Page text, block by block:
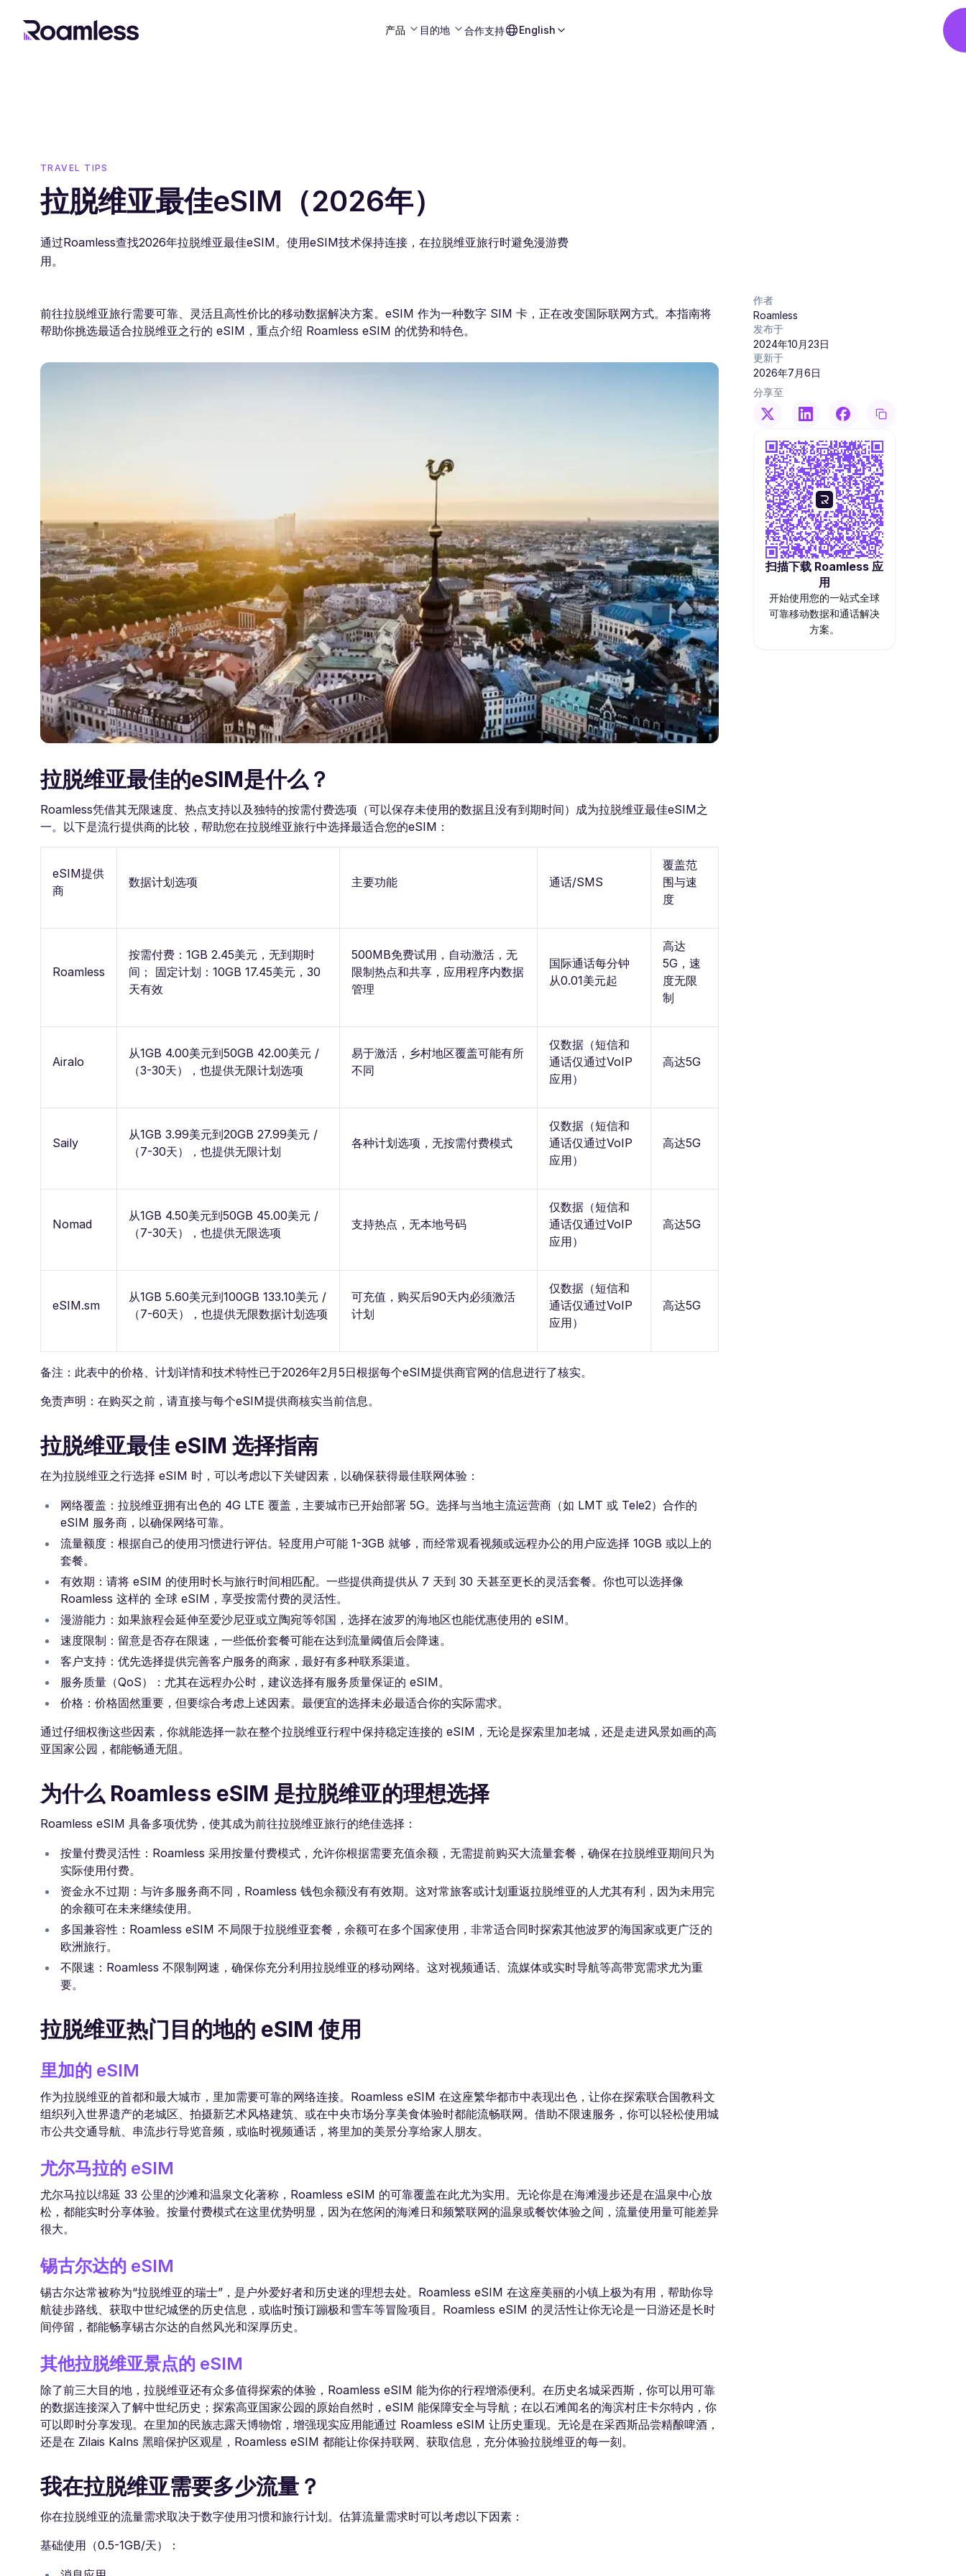
产品 目的地 合作支持 English
TRAVEL TIPS
拉脱维亚最佳eSIM（2026年）
通过Roamless查找2026年拉脱维亚最佳eSIM。使用eSIM技术保持连接，在拉脱维亚旅行时避免漫游费
用。
前往拉脱维亚旅行需要可靠、灵活且高性价比的移动数据解决方案。eSIM 作为一种数字 SIM 卡，正在改变国际联网方式。本指南将
帮助你挑选最适合拉脱维亚之行的 eSIM，重点介绍 Roamless eSIM 的优势和特色。
拉脱维亚最佳的eSIM是什么？
Roamless凭借其无限速度、热点支持以及独特的按需付费选项（可以保存未使用的数据且没有到期时间）成为拉脱维亚最佳eSIM之
一。以下是流行提供商的比较，帮助您在拉脱维亚旅行中选择最适合您的eSIM：
eSIM提供
商
数据计划选项 主要功能 通话/SMS
覆盖范
围与速
度
Roamless
按需付费：1GB 2.45美元，无到期时
间； 固定计划：10GB 17.45美元，30
天有效
500MB免费试用，自动激活，无
限制热点和共享，应用程序内数据
管理
国际通话每分钟
从0.01美元起
高达
5G，速
度无限
制
Airalo
从1GB 4.00美元到50GB 42.00美元 /
（3-30天），也提供无限计划选项
易于激活，乡村地区覆盖可能有所
不同
仅数据（短信和
通话仅通过VoIP
应用）
高达5G
Saily
从1GB 3.99美元到20GB 27.99美元 /
（7-30天），也提供无限计划
各种计划选项，无按需付费模式
仅数据（短信和
通话仅通过VoIP
应用）
高达5G
Nomad
从1GB 4.50美元到50GB 45.00美元 /
（7-30天），也提供无限选项
支持热点，无本地号码
仅数据（短信和
通话仅通过VoIP
应用）
高达5G
eSIM.sm
从1GB 5.60美元到100GB 133.10美元 /
（7-60天），也提供无限数据计划选项
可充值，购买后90天内必须激活
计划
仅数据（短信和
通话仅通过VoIP
应用）
高达5G
备注：此表中的价格、计划详情和技术特性已于2026年2月5日根据每个eSIM提供商官网的信息进行了核实。
免责声明：在购买之前，请直接与每个eSIM提供商核实当前信息。
拉脱维亚最佳 eSIM 选择指南
在为拉脱维亚之行选择 eSIM 时，可以考虑以下关键因素，以确保获得最佳联网体验：
网络覆盖：拉脱维亚拥有出色的 4G LTE 覆盖，主要城市已开始部署 5G。选择与当地主流运营商（如 LMT 或 Tele2）合作的
eSIM 服务商，以确保网络可靠。
流量额度：根据自己的使用习惯进行评估。轻度用户可能 1-3GB 就够，而经常观看视频或远程办公的用户应选择 10GB 或以上的
套餐。
有效期：请将 eSIM 的使用时长与旅行时间相匹配。一些提供商提供从 7 天到 30 天甚至更长的灵活套餐。你也可以选择像
Roamless 这样的 全球 eSIM，享受按需付费的灵活性。
漫游能力：如果旅程会延伸至爱沙尼亚或立陶宛等邻国，选择在波罗的海地区也能优惠使用的 eSIM。
速度限制：留意是否存在限速，一些低价套餐可能在达到流量阈值后会降速。
客户支持：优先选择提供完善客户服务的商家，最好有多种联系渠道。
服务质量（QoS）：尤其在远程办公时，建议选择有服务质量保证的 eSIM。
价格：价格固然重要，但要综合考虑上述因素。最便宜的选择未必最适合你的实际需求。
通过仔细权衡这些因素，你就能选择一款在整个拉脱维亚行程中保持稳定连接的 eSIM，无论是探索里加老城，还是走进风景如画的高
亚国家公园，都能畅通无阻。
为什么 Roamless eSIM 是拉脱维亚的理想选择
Roamless eSIM 具备多项优势，使其成为前往拉脱维亚旅行的绝佳选择：
按量付费灵活性：Roamless 采用按量付费模式，允许你根据需要充值余额，无需提前购买大流量套餐，确保在拉脱维亚期间只为
实际使用付费。
资金永不过期：与许多服务商不同，Roamless 钱包余额没有有效期。这对常旅客或计划重返拉脱维亚的人尤其有利，因为未用完
的余额可在未来继续使用。
多国兼容性：Roamless eSIM 不局限于拉脱维亚套餐，余额可在多个国家使用，非常适合同时探索其他波罗的海国家或更广泛的
欧洲旅行。
不限速：Roamless 不限制网速，确保你充分利用拉脱维亚的移动网络。这对视频通话、流媒体或实时导航等高带宽需求尤为重
要。
拉脱维亚热门目的地的 eSIM 使用
里加的 eSIM
作为拉脱维亚的首都和最大城市，里加需要可靠的网络连接。Roamless eSIM 在这座繁华都市中表现出色，让你在探索联合国教科文
组织列入世界遗产的老城区、拍摄新艺术风格建筑、或在中央市场分享美食体验时都能流畅联网。借助不限速服务，你可以轻松使用城
市公共交通导航、串流步行导览音频，或临时视频通话，将里加的美景分享给家人朋友。
尤尔马拉的 eSIM
尤尔马拉以绵延 33 公里的沙滩和温泉文化著称，Roamless eSIM 的可靠覆盖在此尤为实用。无论你是在海滩漫步还是在温泉中心放
松，都能实时分享体验。按量付费模式在这里优势明显，因为在悠闲的海滩日和频繁联网的温泉或餐饮体验之间，流量使用量可能差异
很大。
锡古尔达的 eSIM
锡古尔达常被称为“拉脱维亚的瑞士”，是户外爱好者和历史迷的理想去处。Roamless eSIM 在这座美丽的小镇上极为有用，帮助你导
航徒步路线、获取中世纪城堡的历史信息，或临时预订蹦极和雪车等冒险项目。Roamless eSIM 的灵活性让你无论是一日游还是长时
间停留，都能畅享锡古尔达的自然风光和深厚历史。
其他拉脱维亚景点的 eSIM
除了前三大目的地，拉脱维亚还有众多值得探索的体验，Roamless eSIM 能为你的行程增添便利。在历史名城采西斯，你可以用可靠
的数据连接深入了解中世纪历史；探索高亚国家公园的原始自然时，eSIM 能保障安全与导航；在以石滩闻名的海滨村庄卡尔特内，你
可以即时分享发现。在里加的民族志露天博物馆，增强现实应用能通过 Roamless eSIM 让历史重现。无论是在采西斯品尝精酿啤酒，
还是在 Zilais Kalns 黑暗保护区观星，Roamless eSIM 都能让你保持联网、获取信息，充分体验拉脱维亚的每一刻。
我在拉脱维亚需要多少流量？
你在拉脱维亚的流量需求取决于数字使用习惯和旅行计划。估算流量需求时可以考虑以下因素：
基础使用（0.5-1GB/天）：
作者
Roamless
发布于
2024年10月23日
更新于
2026年7月6日
分享至
扫描下载 Roamless 应
用
开始使用您的一站式全球
可靠移动数据和通话解决
方案。